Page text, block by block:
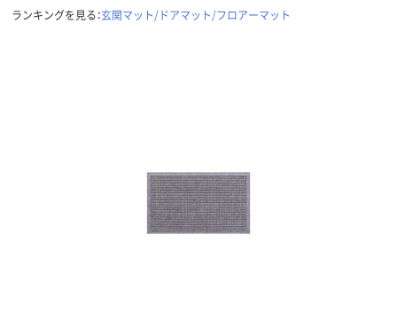
ランキングを見る：玄関マット/ドアマット/フロアーマット